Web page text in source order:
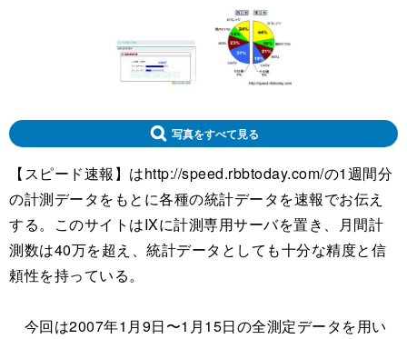
写真をすべて見る
【スピード速報】はhttp://speed.rbbtoday.com/の1週間分
の計測データをもとに各種の統計データを速報でお伝え
する。このサイトはIXに計測専用サーバを置き、月間計
測数は40万を超え、統計データとしても十分な精度と信
頼性を持っている。
今回は2007年1月9日〜1月15日の全測定データを用い